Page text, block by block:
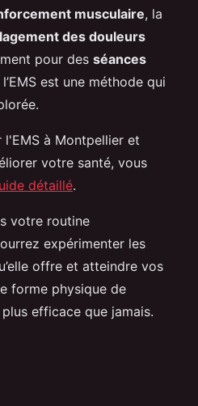
musculaire, la
des douleurs
pour des séances
l’EMS est une méthode qui
l'EMS à Montpellier et
votre santé, vous
détaillé.
votre routine
expérimenter les
offre et atteindre vos
forme physique de
efficace que jamais.